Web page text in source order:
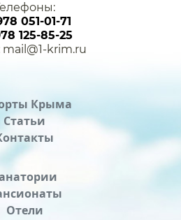
Крыма
Статьи
Отели
051-01-71
125-85-25
mail@1-krim.ru